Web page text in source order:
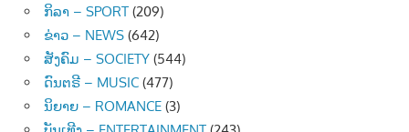
ກິລາ – SPORT (209)
ຂ່າວ – NEWS (642)
ສັງຄົມ – SOCIETY (544)
ດົນຕຣີ – MUSIC (477)
ນິຍາຍ – ROMANCE (3)